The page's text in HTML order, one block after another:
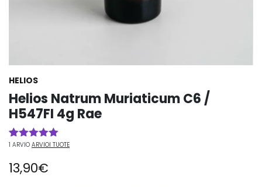
HELIOS
Helios Natrum Muriaticum C6 /
H547FI 4g Rae
Arvio5.00
perustuen
1
asiakkaan
1 ARVIO ARVIOI TUOTE
13,90€